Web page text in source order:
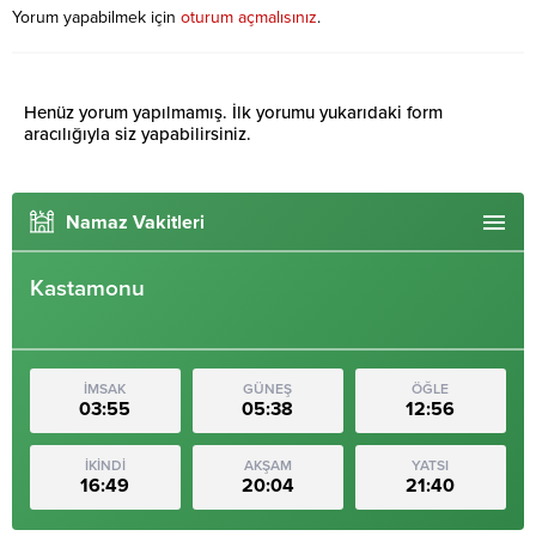
Yorum yapabilmek için oturum açmalısınız.
Henüz yorum yapılmamış. İlk yorumu yukarıdaki form
aracılığıyla siz yapabilirsiniz.
Namaz Vakitleri
Kastamonu
İMSAK
03:55
GÜNEŞ
05:38
ÖĞLE
12:56
İKİNDİ
16:49
AKŞAM
20:04
YATSI
21:40